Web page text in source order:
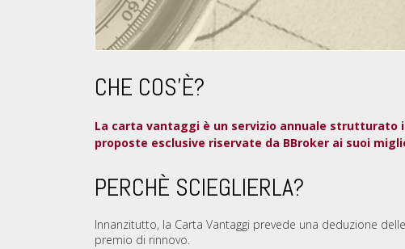
CHE COS'È?
La carta vantaggi è un servizio annuale strutturato
proposte esclusive riservate da BBroker ai suoi
PERCHÈ SCIEGLIERLA?
Innanzitutto, la Carta Vantaggi prevede una deduzione
premio di rinnovo.